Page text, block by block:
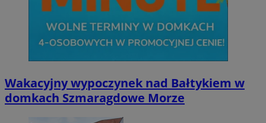
Wakacyjny wypoczynek nad Bałtykiem w
domkach Szmaragdowe Morze